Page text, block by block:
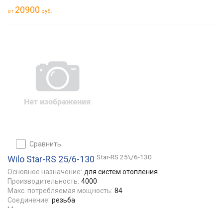
от 20900 руб.
сравнить
Wilo Star-RS 25/6-130 Star-RS 25\/6-130
Основное назначение: для систем отопления
Производительность: 4000
Макс. потребляемая мощность: 84
Соединение: резьба